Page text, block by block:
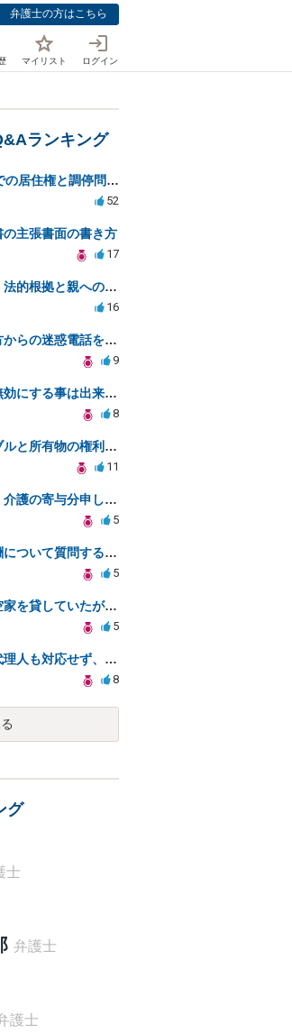
弁護士の方はこちら
マイリスト ログイン
ランキング
90歳の父との同居での居住権と調停問題について
52
主張書面の書き方
17
成人後の口座管理、法的根拠と親への説得方法
16
調停不成立の相手方からの迷惑電話をやめさせることはできますか？
9
公正証書遺言書を無効にする事は出来ないか、ご相談したいです。
8
親子間の住居トラブルと所有物の権利についての法律相談
11
遺産分割において、介護の寄与分申し立ての場合の不動産査定について。
5
弁護士への成功報酬について質問する際の注意点と目安の確認方法
5
・口約束で他人の空家を貸していたが、賃貸契約書作成すると権利が強固になりますか？
5
弁護士が入院し復代理人も対応せず、着手金の返金は可能か？
8
グ
士
弁護士
護士